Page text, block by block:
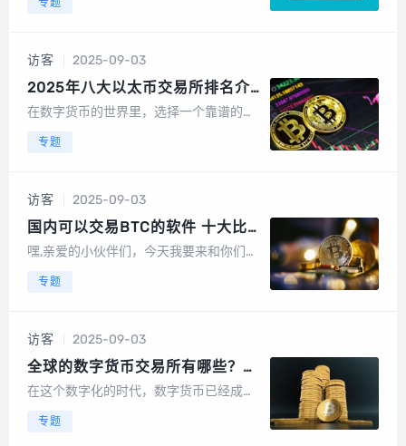
道吗？在比特币的世界里，持币排名可是
币的江湖地位，比特币，这个数字货币的
开山...
访客 2025-09-03
2025年八大以太币交易所排名介
绍 做合约最好的交易所TOP榜
在数字货币的世界里，选择一个靠谱的交
着我们投资的方向，2025年，随着以太坊
水涨船高，就让我们一起来盘点一...
专题
访客 2025-09-03
国内可以交易BTC的软件 十大比
特币现货交易app
嘿,亲爱的小伙伴们，今天我要来和你们聊
是我们常说的比特币现货交易app，在这
要舒适，也需要时尚，就让我来给你们盘
点...
专题
访客 2025-09-03
全球的数字货币交易所有哪些？虚
拟货币平台排行
在这个数字化的时代，数字货币已经成为
表着金融科技的最新趋势，也为全球经济
专题